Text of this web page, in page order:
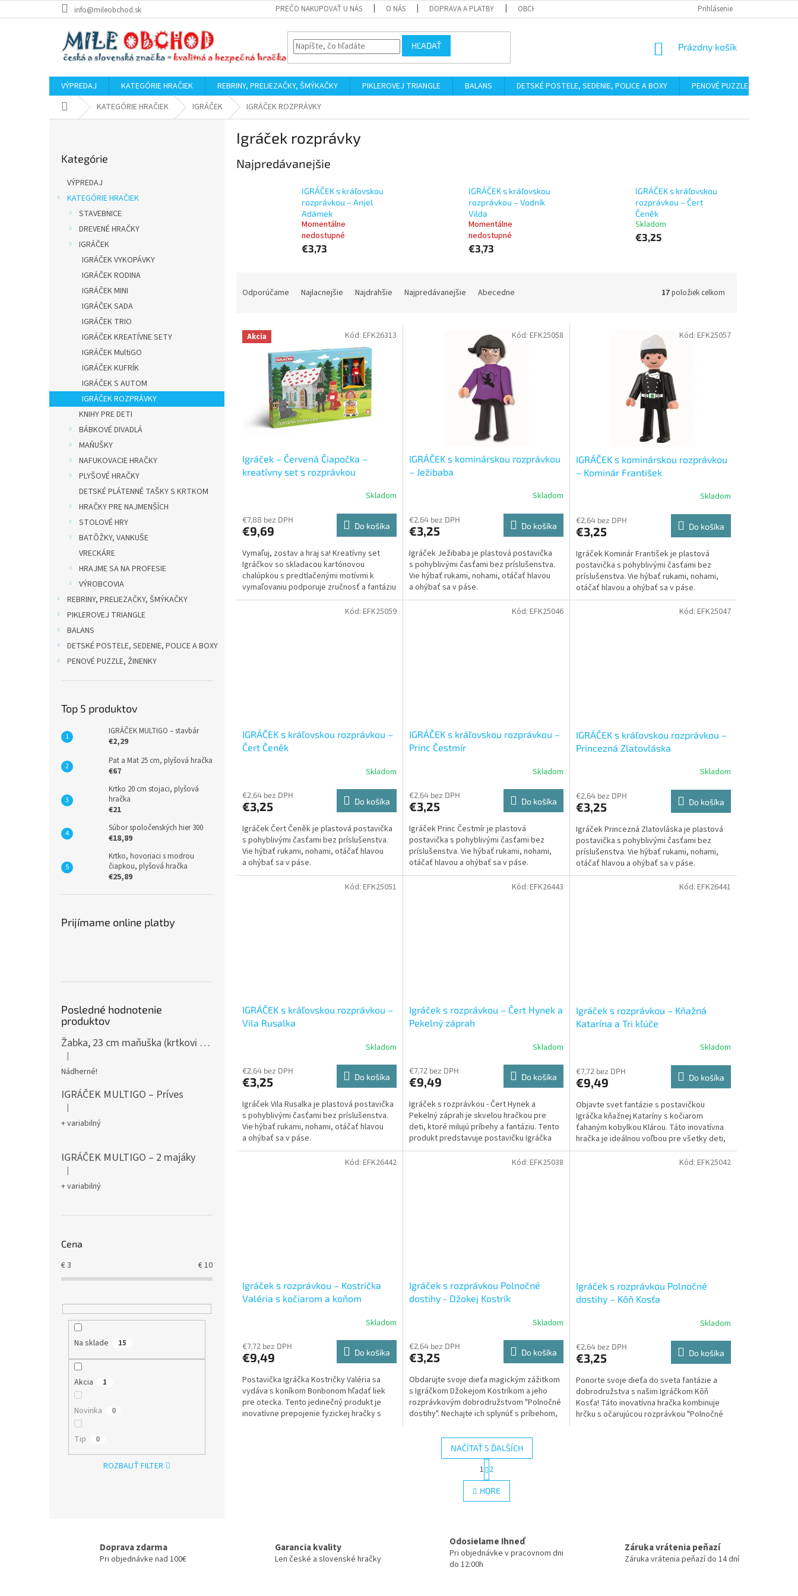
na
info@mileobchod.sk PREČO NAKUPOVAŤ U NÁS O NÁS DOPRAVA A PLATBY OBCHODNÉ PODMIENKY PODMIENKY OCHRANY OSOBNÝCH ÚDAJOV
Prihlásenie
HĽADAŤ
NÁKUPNÝ
Prázdny košík
VÝPREDAJ KATEGÓRIE HRAČIEK REBRINY, PRELIEZAČKY, ŠMÝKAČKY PIKLEROVEJ TRIANGLE BALANS DETSKÉ POSTELE, SEDENIE, POLICE A BOXY
PENOVÉ PUZZLE, ŽINENKY
DomovKATEGÓRIE HRAČIEK IGRÁČEK IGRÁČEK ROZPRÁVKY
kategórie
Kategórie
VÝPREDAJ
KATEGÓRIE HRAČIEK
STAVEBNICE
DREVENÉ HRAČKY
IGRÁČEK
IGRÁČEK VYKOPÁVKY
IGRÁČEK RODINA
IGRÁČEK MINI
IGRÁČEK SADA
IGRÁČEK TRIO
IGRÁČEK KREATÍVNE SETY
IGRÁČEK MultiGO
IGRÁČEK KUFRÍK
IGRÁČEK S AUTOM
IGRÁČEK ROZPRÁVKY
KNIHY PRE DETI
BÁBKOVÉ DIVADLÁ
MAŇUŠKY
NAFUKOVACIE HRAČKY
PLYŠOVÉ HRAČKY
DETSKÉ PLÁTENNÉ TAŠKY S KRTKOM
HRAČKY PRE NAJMENŠÍCH
STOLOVÉ HRY
BATÔŽKY, VANKUŠE
VRECKÁRE
HRAJME SA NA PROFESIE
VÝROBCOVIA
REBRINY, PRELIEZAČKY, ŠMÝKAČKY
PIKLEROVEJ TRIANGLE
BALANS
DETSKÉ POSTELE, SEDENIE, POLICE A BOXY
PENOVÉ PUZZLE, ŽINENKY
Top 5 produktov
IGRÁČEK MULTIGO – stavbár
€2,29
Pat a Mat 25 cm, plyšová hračka
€67
Krtko 20 cm stojaci, plyšová
hračka
€21
Súbor spoločenských hier 300
€18,89
Krtko, hovoriaci s modrou
čiapkou, plyšová hračka
€25,89
Prijímame online platby
Posledné hodnotenie
produktov
Žabka, 23 cm maňuška (krtkovi kamaráti)
Hodnotenie produktu je 5 z 5 hviezdičiek.
|
Nádherné!
IGRÁČEK MULTIGO – Príves
Hodnotenie produktu je 5 z 5 hviezdičiek.
|
+ variabilný
IGRÁČEK MULTIGO – 2 majáky
Hodnotenie produktu je 5 z 5 hviezdičiek.
|
+ variabilný
Cena
€3 €10
Na sklade 15
Akcia 1
Novinka 0
Tip 0
ROZBALIŤ FILTER
Igráček rozprávky
Najpredávanejšie
IGRÁČEK s kráľovskou
rozprávkou – Anjel
Adámek
Momentálne
nedostupné
€3,73
IGRÁČEK s kráľovskou
rozprávkou – Vodník
Vilda
Momentálne
nedostupné
€3,73
IGRÁČEK s kráľovskou
rozprávkou – Čert
Čeněk
Skladom
€3,25
n
Odporúčame Najlacnejšie Najdrahšie Najpredávanejšie Abecedne 17položiek celkom
V Akcia
Igráček – Červená Čiapočka –
kreatívny set s rozprávkou
Skladom
€7,88 bez DPH
€9,69 Do košíka
Vymaľuj, zostav a hraj sa! Kreatívny set
Igráčkov so skladacou kartónovou
chalúpkou s predtlačenými motívmi k
vymaľovaniu podporuje zručnosť a fantáziu
detí.
Kód: EFK26313
IGRÁČEK s kominárskou rozprávkou
– Ježibaba
Skladom
€2,64 bez DPH
€3,25 Do košíka
Igráček Ježibaba je plastová postavička
s pohyblivými časťami bez príslušenstva.
Vie hýbať rukami, nohami, otáčať hlavou
a ohýbať sa v páse.
Kód: EFK25058
IGRÁČEK s kominárskou rozprávkou
– Kominár František
Skladom
€2,64 bez DPH
€3,25 Do košíka
Igráček Kominár František je plastová
postavička s pohyblivými časťami bez
príslušenstva. Vie hýbať rukami, nohami,
otáčať hlavou a ohýbať sa v páse.
Kód: EFK25057
IGRÁČEK s kráľovskou rozprávkou –
Čert Čeněk
Skladom
€2,64 bez DPH
€3,25 Do košíka
Igráček Čert Čeněk je plastová postavička
s pohyblivými časťami bez príslušenstva.
Vie hýbať rukami, nohami, otáčať hlavou
a ohýbať sa v páse.
Kód: EFK25059
IGRÁČEK s kráľovskou rozprávkou –
Princ Čestmír
Skladom
€2,64 bez DPH
€3,25 Do košíka
Igráček Princ Čestmír je plastová
postavička s pohyblivými časťami bez
príslušenstva. Vie hýbať rukami, nohami,
otáčať hlavou a ohýbať sa v páse.
Kód: EFK25046
IGRÁČEK s kráľovskou rozprávkou –
Princezná Zlatovláska
Skladom
€2,64 bez DPH
€3,25 Do košíka
Igráček Princezná Zlatovláska je plastová
postavička s pohyblivými časťami bez
príslušenstva. Vie hýbať rukami, nohami,
otáčať hlavou a ohýbať sa v páse.
Kód: EFK25047
IGRÁČEK s kráľovskou rozprávkou –
Vila Rusalka
Skladom
€2,64 bez DPH
€3,25 Do košíka
Igráček Vila Rusalka je plastová postavička
s pohyblivými časťami bez príslušenstva.
Vie hýbať rukami, nohami, otáčať hlavou
a ohýbať sa v páse.
Kód: EFK25051
Igráček s rozprávkou – Čert Hynek a
Pekelný záprah
Skladom
€7,72 bez DPH
€9,49 Do košíka
Igráček s rozprávkou - Čert Hynek a
Pekelný záprah je skvelou hračkou pre
deti, ktoré milujú príbehy a fantáziu. Tento
produkt predstavuje postavičku Igráčka
Čerta Hynka, ktorý...
Kód: EFK26443
Igráček s rozprávkou – Kňažná
Katarína a Tri kľúče
Skladom
€7,72 bez DPH
€9,49 Do košíka
Objavte svet fantázie s postavičkou
Igráčka kňažnej Kataríny s kočiarom
ťahaným kobylkou Klárou. Táto inovatívna
hračka je ideálnou voľbou pre všetky deti,
ktoré milujú Igráčkov...
Kód: EFK26441
Igráček s rozprávkou – Kostrička
Valéria s kočiarom a koňom
Skladom
€7,72 bez DPH
€9,49 Do košíka
Postavička Igráčka Kostričky Valéria sa
vydáva s koníkom Bonbonom hľadať liek
pre otecka. Tento jedinečný produkt je
inovatívne prepojenie fyzickej hračky s
Kód: EFK26442
Igráček s rozprávkou Polnočné
dostihy - Džokej Kostrík
Skladom
€2,64 bez DPH
€3,25 Do košíka
Obdarujte svoje dieťa magickým zážitkom
s Igráčkom Džokejom Kostríkom a jeho
rozprávkovým dobrodružstvom "Polnočné
dostihy". Nechajte ich splynúť s príbehom,
Kód: EFK25038
Igráček s rozprávkou Polnočné
dostihy – Kôň Kosťa
Skladom
€2,64 bez DPH
€3,25 Do košíka
Ponorte svoje dieťa do sveta fantázie a
dobrodružstva s našim Igráčkom Kôň
Kosťa! Táto inovatívna hračka kombinuje
hrčku s očarujúcou rozprávkou "Polnočné
Kód: EFK25042
O
v
l
c
i
NAČÍTAŤ 5 ĎALŠÍCH
t
r
á
n
a
n
1 2
HORE
Doprava zdarma
Pri objednávke nad 100€
Garancia kvality
Len české a slovenské hračky
Odosielame Ihneď
Pri objednávke v pracovnom dni
do 12:00h
Záruka vrátenia peňazí
Záruka vrátenia peňazí do 14 dní